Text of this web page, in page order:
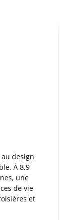
design
À 8,9
une
de vie
et